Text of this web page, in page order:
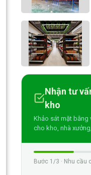
Nhận tư
kho
Khảo sát mặt bằng
cho kho, nhà
Bước 1/3 · Nhu cầu